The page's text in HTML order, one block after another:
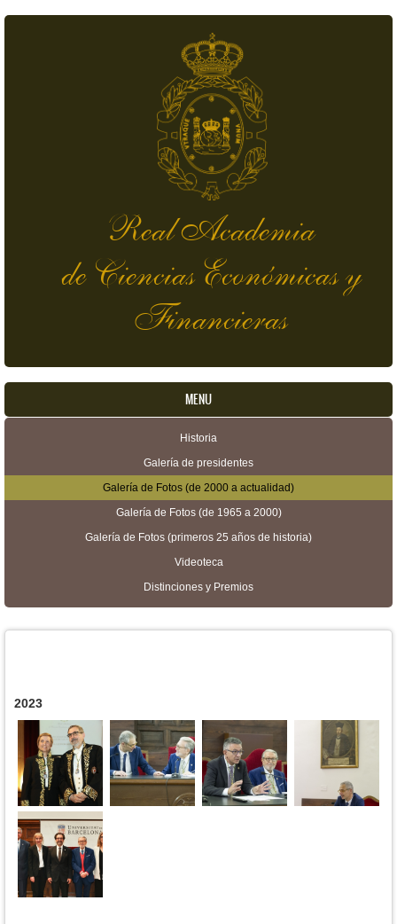
Real Academia
de Ciencias Económicas y
Financieras
MENU
Historia
Galería de presidentes
Galería de Fotos (de 2000 a actualidad)
Galería de Fotos (de 1965 a 2000)
Galería de Fotos (primeros 25 años de historia)
Videoteca
Distinciones y Premios
2023